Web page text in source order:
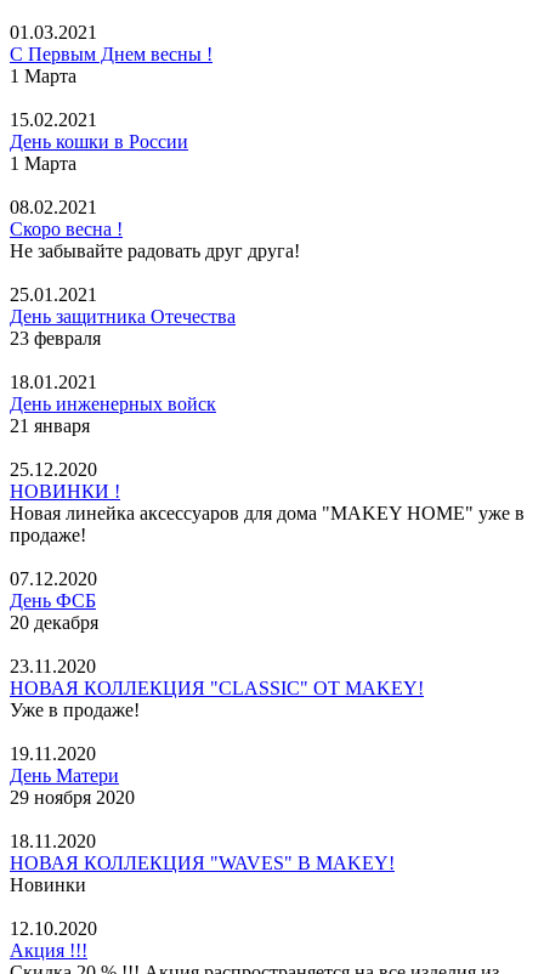
01.03.2021
С Первым Днем весны !
1 Марта
15.02.2021
День кошки в России
1 Марта
08.02.2021
Скоро весна !
Не забывайте радовать друг друга!
25.01.2021
День защитника Отечества
23 февраля
18.01.2021
День инженерных войск
21 января
25.12.2020
НОВИНКИ !
Новая линейка аксессуаров для дома "MAKEY HOME" уже в
продаже!
07.12.2020
День ФСБ
20 декабря
23.11.2020
НОВАЯ КОЛЛЕКЦИЯ "CLASSIC" ОТ MAKEY!
Уже в продаже!
19.11.2020
День Матери
29 ноября 2020
18.11.2020
НОВАЯ КОЛЛЕКЦИЯ "WAVES" В MAKEY!
Новинки
12.10.2020
Акция !!!